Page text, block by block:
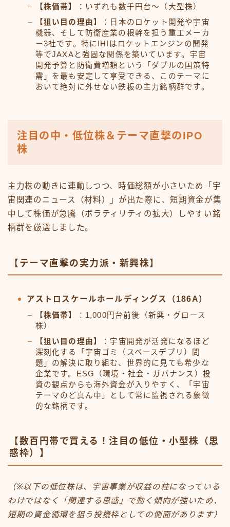
【株価帯】
：いずれも数千円台〜（大型株）
【狙い目の理由】
：日本のロケット開発や宇宙
機器、そして防衛産業の根幹を担う重工メーカ
ー3社です。特にIHIはロケットエンジンの開発
等でJAXAと強固な関係を築いています。宇宙
開発予算と防衛費増額という「ダブルの国策特
需」を最も安定して享受できる、このテーマに
おいて絶対に外せない鉄板の主力銘柄群です。
注目の中・低位株＆テーマ直撃のIPO
株
主力株の動きに連動しつつ、時価総額が小さいため「宇
宙関連のニュース（材料）」が出た際に、短期資金が集
中して株価が急騰（ボラティリティの拡大）しやすい銘
柄群を厳選しました。
【テーマ直撃の実力派・新興株】
アストロスケールホールディングス（186A）
【株価帯】
：1,000円台前後（新興・グロース
株）
【狙い目の理由】
：宇宙開発が活発になるほど
深刻化する「宇宙ゴミ（スペースデブリ）問
題」の解決に取り組む、世界的に見ても希少な
企業です。ESG（環境・社会・ガバナンス）投
資の観点からも海外資金が入りやすく、「宇宙
テーマのど真ん中」として常に監視される象徴
的な銘柄です。
【数百円帯で買える！注目の低位・小型株（思
惑枠）】
（※以下の低位株は、宇宙事業が収益の柱になっている
わけではなく「関連する思惑」で動く傾向が強いため、
短期の資金循環を狙う投機枠としての側面があります）